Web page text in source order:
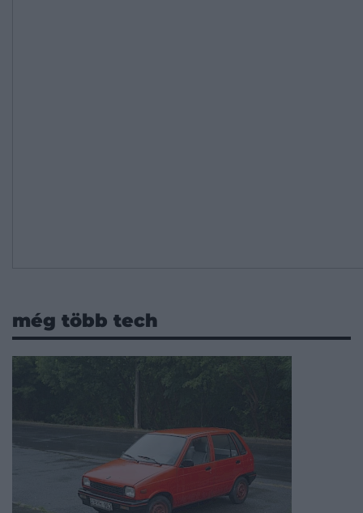
még több tech